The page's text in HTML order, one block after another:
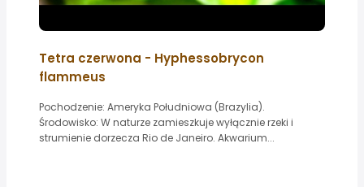
Tetra czerwona - Hyphessobrycon
flammeus
Pochodzenie: Ameryka Południowa (Brazylia).
Środowisko: W naturze zamieszkuje wyłącznie rzeki i
strumienie dorzecza Rio de Janeiro. Akwarium...